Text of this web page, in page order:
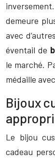
demeure
avec
éventail de
le marché.
médaille
Bijoux
Le bijou
cadeau